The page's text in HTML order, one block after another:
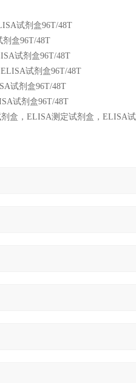
试剂盒96T/48T
剂盒96T/48T
试剂盒96T/48T
试剂盒96T/48T
试剂盒96T/48T
试剂盒96T/48T
剂盒，ELISA测定试剂盒，ELISA